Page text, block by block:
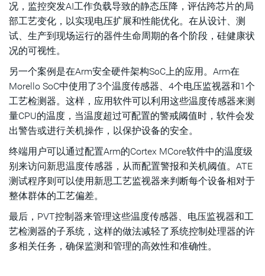
况，监控突发AI工作负载导致的静态压降，评估跨芯片的局
部工艺变化，以实现电压扩展和性能优化。在从设计、测
试、生产到现场运行的器件生命周期的各个阶段，硅健康状
况的可视性。
另一个案例是在Arm安全硬件架构SoC上的应用。Arm在
Morello SoC中使用了3个温度传感器、4个电压监视器和1个
工艺检测器。这样，应用软件可以利用这些温度传感器来测
量CPU的温度，当温度超过可配置的警戒阈值时，软件会发
出警告或进行关机操作，以保护设备的安全。
终端用户可以通过配置Arm的Cortex MCore软件中的温度级
别来访问新思温度传感器，从而配置警报和关机阈值。ATE
测试程序则可以使用新思工艺监视器来判断每个设备相对于
整体群体的工艺偏差。
最后，PVT控制器来管理这些温度传感器、电压监视器和工
艺检测器的子系统，这样的做法减轻了系统控制处理器的许
多相关任务，确保监测和管理的高效性和准确性。